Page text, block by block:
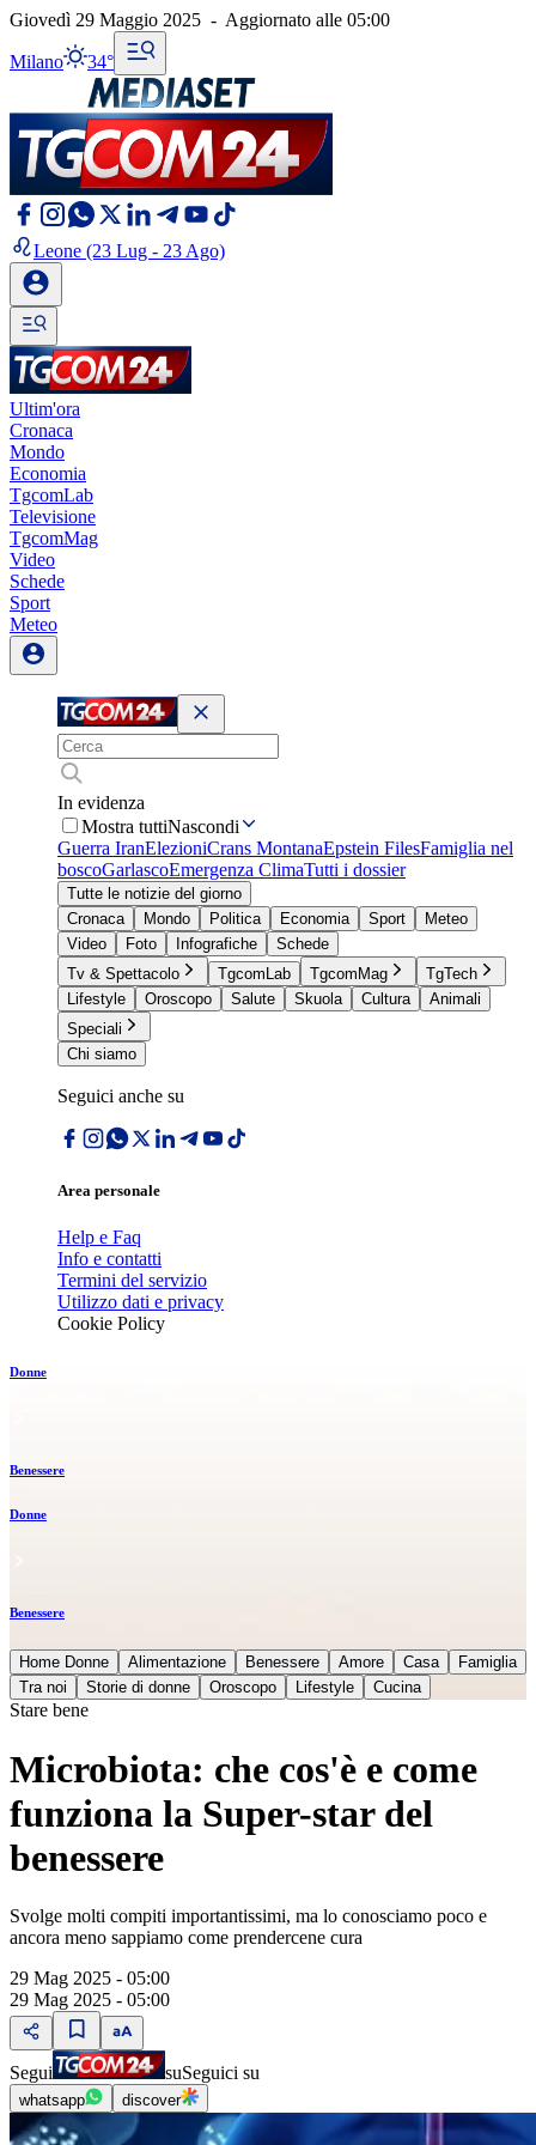
Giovedì 29 Maggio 2025 - Aggiornato alle 05:00
Milano 34°
Leone (23 Lug - 23 Ago)
Ultim'ora
Cronaca
Mondo
Economia
TgcomLab
Televisione
TgcomMag
Video
Schede
Sport
Meteo
In evidenza
Mostra tuttiNascondi
Guerra IranElezioniCrans MontanaEpstein FilesFamiglia nel
boscoGarlascoEmergenza ClimaTutti i dossier
Tutte le notizie del giorno
Cronaca
Mondo Politica Economia Sport
Meteo
Video
Foto Infografiche
Schede
Tv & Spettacolo
TgcomLab TgcomMag
TgTech
Lifestyle
Oroscopo Salute Skuola Cultura
Animali
Speciali
Chi siamo
Seguici anche su
Area personale
Help e Faq
Info e contatti
Termini del servizio
Utilizzo dati e privacy
Cookie Policy
Donne
Benessere
Donne
Benessere
Home Donne Alimentazione Benessere Amore Casa
Famiglia
Tra noi
Storie di donne Oroscopo Lifestyle Cucina
Stare bene
Microbiota: che cos'è e come
funziona la Super-star del
benessere
Svolge molti compiti importantissimi, ma lo conosciamo poco e
ancora meno sappiamo come prendercene cura
29 Mag 2025 - 05:00
29 Mag 2025 - 05:00
Segui suSeguici su
whatsapp discover